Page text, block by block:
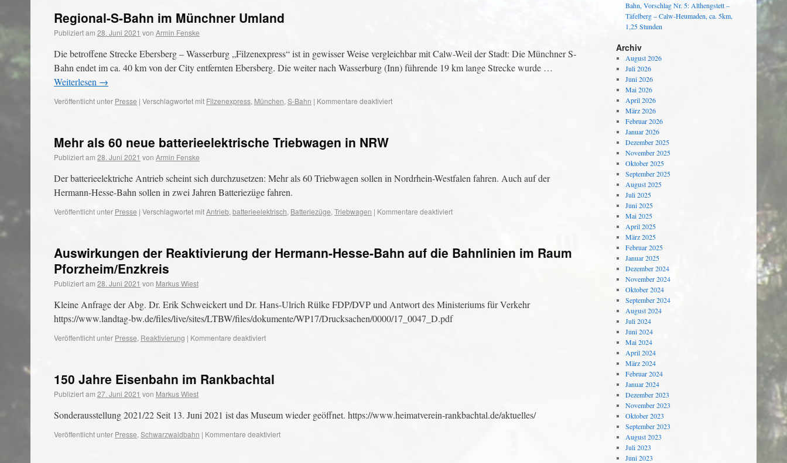
Regional-S-Bahn im Münchner Umland
Publiziert am 28. Juni 2021 von Armin Fenske
Die betroffene Strecke Ebersberg – Wasserburg „Filzenexpress“ ist in gewisser Weise vergleichbar mit Calw-Weil der Stadt: Die Münchner S-
Bahn endet im ca. 40 km von der City entfernten Ebersberg. Die weiter nach Wasserburg (Inn) führende 19 km lange Strecke wurde …
Weiterlesen →
Veröffentlicht unter Presse | Verschlagwortet mit Filzenexpress, München, S-Bahn | Kommentare deaktiviert
Mehr als 60 neue batterieelektrische Triebwagen in NRW
Publiziert am 28. Juni 2021 von Armin Fenske
Der batterieelektriche Antrieb scheint sich durchzusetzen: Mehr als 60 Triebwagen sollen in Nordrhein-Westfalen fahren. Auch auf der
Hermann-Hesse-Bahn sollen in zwei Jahren Batteriezüge fahren.
Veröffentlicht unter Presse | Verschlagwortet mitAntrieb, batterieelektrisch, Batteriezüge, Triebwagen | Kommentare deaktiviert
Auswirkungen der Reaktivierung der Hermann-Hesse-Bahn auf die Bahnlinien im Raum
Pforzheim/Enzkreis
Publiziert am 28. Juni 2021 von Markus Wiest
Kleine Anfrage der Abg. Dr. Erik Schweickert und Dr. Hans-Ulrich Rülke FDP/DVP und Antwort des Ministeriums für Verkehr
https://www.landtag-bw.de/files/live/sites/LTBW/files/dokumente/WP17/Drucksachen/0000/17_0047_D.pdf
Veröffentlicht unter Presse, Reaktivierung | Kommentare deaktiviert
150 Jahre Eisenbahn im Rankbachtal
Publiziert am 27. Juni 2021 von Markus Wiest
Sonderausstellung 2021/22 Seit 13. Juni 2021 ist das Museum wieder geöffnet. https://www.heimatverein-rankbachtal.de/aktuelles/
Veröffentlicht unter Presse, Schwarzwaldbahn | Kommentare deaktiviert
Bahn, Vorschlag Nr. 5: Althengstett –
Täfelberg – Calw-Heumaden, ca. 5km,
1,25 Stunden
Archiv
August 2026
Juli 2026
Juni 2026
Mai 2026
April 2026
März 2026
Februar 2026
Januar 2026
Dezember 2025
November 2025
Oktober 2025
September 2025
August 2025
Juli 2025
Juni 2025
Mai 2025
April 2025
März 2025
Februar 2025
Januar 2025
Dezember 2024
November 2024
Oktober 2024
September 2024
August 2024
Juli 2024
Juni 2024
Mai 2024
April 2024
März 2024
Februar 2024
Januar 2024
Dezember 2023
November 2023
Oktober 2023
September 2023
August 2023
Juli 2023
Juni 2023